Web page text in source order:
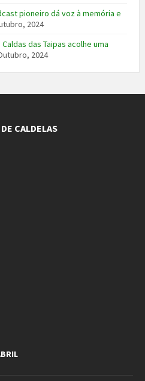
pioneiro dá voz à memória e
2024
das Taipas acolhe uma
2024
CALDELAS